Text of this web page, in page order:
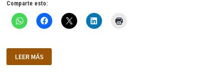
Comparte esto:
TALANTE
POPULAR
LEER MÁS